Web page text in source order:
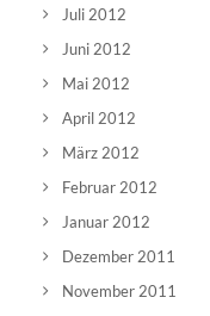
Juli 2012
Juni 2012
Mai 2012
April 2012
März 2012
Februar 2012
Januar 2012
Dezember 2011
November 2011